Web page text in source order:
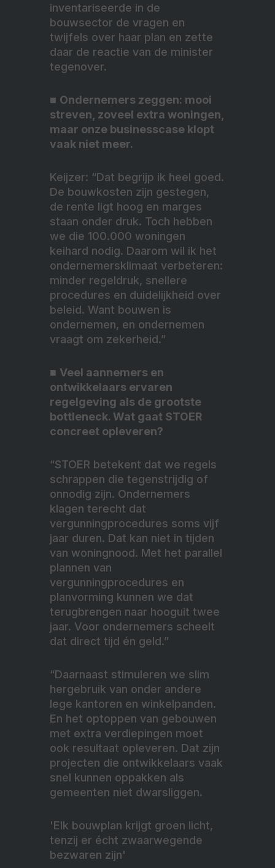
inventariseerde in de
bouwsector de vragen en
twijfels over haar plan en zette
daar de reactie van de minister
tegenover.
■ Ondernemers zeggen: mooi
streven, zoveel extra woningen,
maar onze businesscase klopt
vaak niet meer.
Keijzer: “Dat begrijp ik heel goed.
De bouwkosten zijn gestegen,
de rente ligt hoog en marges
staan onder druk. Toch hebben
we die 100.000 woningen
keihard nodig. Daarom wil ik het
ondernemersklimaat verbeteren:
minder regeldruk, snellere
procedures en duidelijkheid over
beleid. Want bouwen is
ondernemen, en ondernemen
vraagt om zekerheid.”
■ Veel aannemers en
ontwikkelaars ervaren
regelgeving als de grootste
bottleneck. Wat gaat STOER
concreet opleveren?
“STOER betekent dat we regels
schrappen die tegenstrijdig of
onnodig zijn. Ondernemers
klagen terecht dat
vergunningprocedures soms vijf
jaar duren. Dat kan niet in tijden
van woningnood. Met het parallel
plannen van
vergunningprocedures en
planvorming kunnen we dat
terugbrengen naar hooguit twee
jaar. Voor ondernemers scheelt
dat direct tijd én geld.”
“Daarnaast stimuleren we slim
hergebruik van onder andere
lege kantoren en winkelpanden.
En het optoppen van gebouwen
met extra verdiepingen moet
ook resultaat opleveren. Dat zijn
projecten die ontwikkelaars vaak
snel kunnen oppakken als
gemeenten niet dwarsliggen.
'Elk bouwplan krijgt groen licht,
tenzij er écht zwaarwegende
bezwaren zijn'